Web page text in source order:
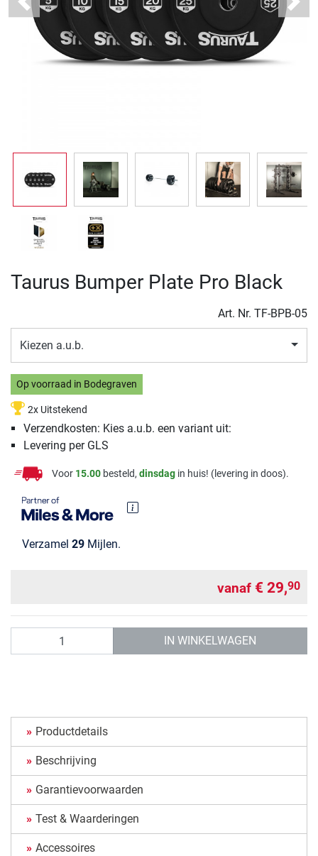
Previous Next
Taurus Bumper Plate Pro Black
Art. Nr. TF-BPB-05
Kiezen a.u.b.
Op voorraad in Bodegraven
2x Uitstekend
Verzendkosten: Kies a.u.b. een variant uit:
Levering per GLS
Voor 15.00 besteld, dinsdag in huis! (levering in doos).
Verzamel 29 Mijlen.
vanaf € 29,90
IN WINKELWAGEN
Productdetails
Beschrijving
Garantievoorwaarden
Test & Waarderingen
Accessoires